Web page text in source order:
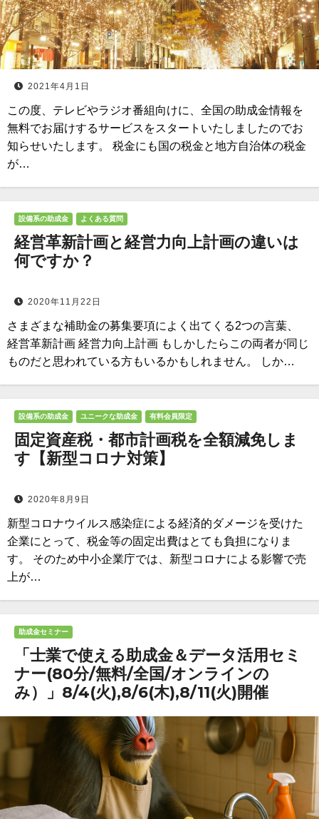
2021年4月1日
この度、テレビやラジオ番組向けに、全国の助成金情報を
無料でお届けするサービスをスタートいたしましたのでお
知らせいたします。 税金にも国の税金と地方自治体の税金
が…
設備系の助成金 よくある質問
経営革新計画と経営力向上計画の違いは
何ですか？
2020年11月22日
さまざまな補助金の募集要項によく出てくる2つの言葉、
経営革新計画 経営力向上計画 もしかしたらこの両者が同じ
ものだと思われている方もいるかもしれません。 しか…
設備系の助成金 ユニークな助成金 有料会員限定
固定資産税・都市計画税を全額減免しま
す【新型コロナ対策】
2020年8月9日
新型コロナウイルス感染症による経済的ダメージを受けた
企業にとって、税金等の固定出費はとても負担になりま
す。 そのため中小企業庁では、新型コロナによる影響で売
上が…
助成金セミナー
「士業で使える助成金＆データ活用セミ
ナー(80分/無料/全国/オンラインの
み）」8/4(火),8/6(木),8/11(火)開催